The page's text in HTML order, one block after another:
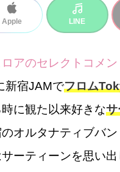
Apple LINE
アのセレクトコメン
新宿JAMでフロム
に観た以来好きなサ
オルタナティブバン
ーティーンを思い出